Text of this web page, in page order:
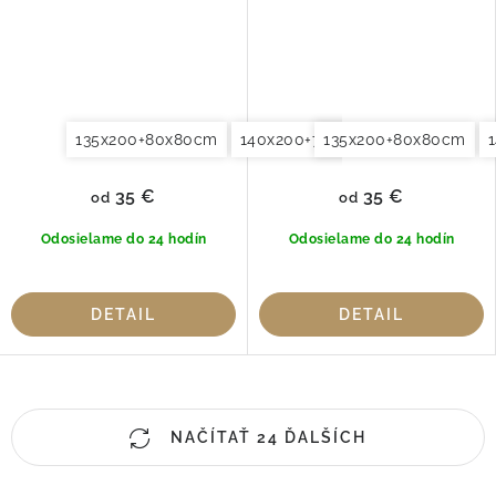
135x200+80x80cm 140x200+70x90cm
Odosielame do 24 hodín
od 35 €
DETAIL
135x200+80x80cm
Odosielame do 24 hodín
od 35 €
DETAIL
O
v
NAČÍTAŤ 24 ĎALŠÍCH